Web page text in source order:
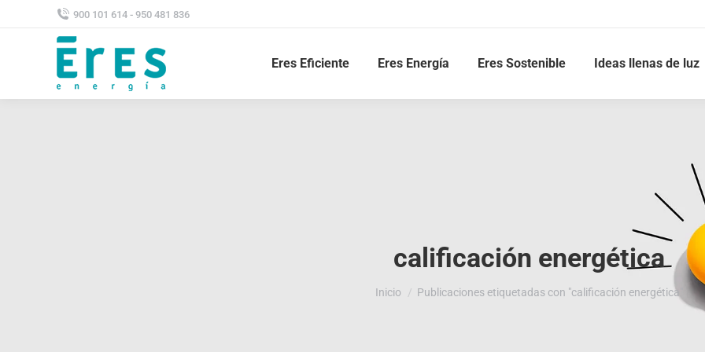
900 101 614 - 950 481 836
Eres Eficiente Eres Energía Eres Sostenible Ideas llenas de luz
calificación energética
Estás aquí:
Inicio Publicaciones etiquetadas con "calificación energética"